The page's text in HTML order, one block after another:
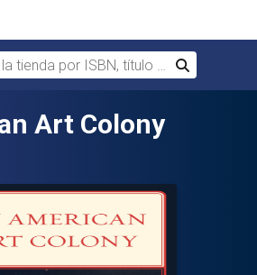
tienda por ISBN, título o autor
Buscar
Art Colony